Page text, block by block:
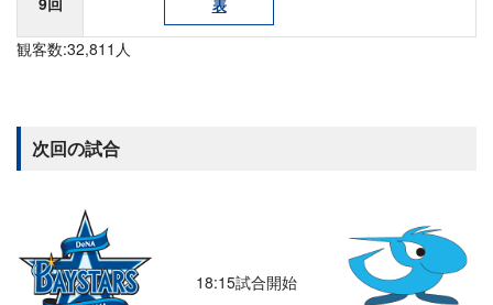
表
観客数:32,811人
次回の試合
18:15試合開始